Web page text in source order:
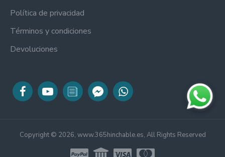
Política de privacidad
Términos y condiciones
Devoluciones
Copyright © 2026, www.365hinchable.es, All Rights Reserved